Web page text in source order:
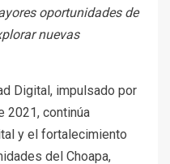
oportunidades de
nuevas
Digital, impulsado por
2021, continúa
y el fortalecimiento
del Choapa,